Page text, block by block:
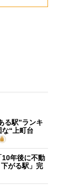
る駅”ランキ
“上町台
10年後に不動
がる駅」完